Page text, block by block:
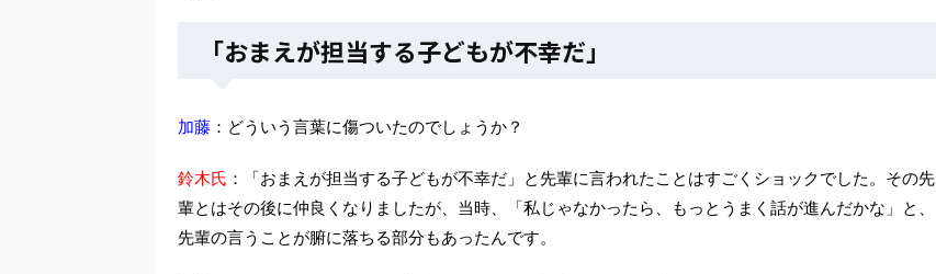
「おまえが担当する子どもが不幸だ」
加藤 ：どういう言葉に傷ついたのでしょうか？
鈴木氏 ：「おまえが担当する子どもが不幸だ」と先輩に言われたことはすごくショックでした。その先
輩とはその後に仲良くなりましたが、当時、「私じゃなかったら、もっとうまく話が進んだかな」と、
先輩の言うことが腑に落ちる部分もあったんです。